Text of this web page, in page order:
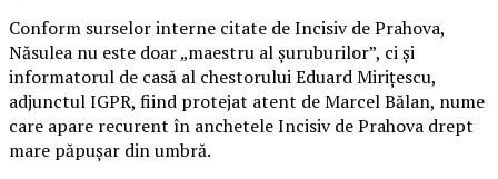
Conform surselor interne citate de Incisiv de Prahova,
Năsulea nu este doar „maestru al șuruburilor”, ci și
informatorul de casă al chestorului Eduard Mirițescu,
adjunctul IGPR, fiind protejat atent de Marcel Bălan, nume
care apare recurent în anchetele Incisiv de Prahova drept
mare păpușar din umbră.